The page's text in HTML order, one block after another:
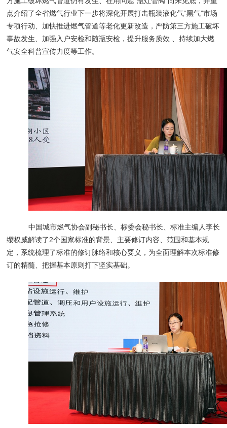
点介绍了全省燃气行业下一步将深化开展打击瓶装液化气“黑气”市场
专项行动、加快推进燃气管道等老化更新改造，严防第三方施工破坏
事故发生、加强入户安检和随瓶安检，提升服务质效 、持续加大燃
气安全科普宣传力度等工作。
中国城市燃气协会副秘书长、标委会秘书长、标准主编人李长
缨权威解读了2个国家标准的背景、主要修订内容、范围和基本规
定，系统梳理了标准的修订脉络和核心要义，为全面理解本次标准修
订的精髓、把握基本原则打下坚实基础。